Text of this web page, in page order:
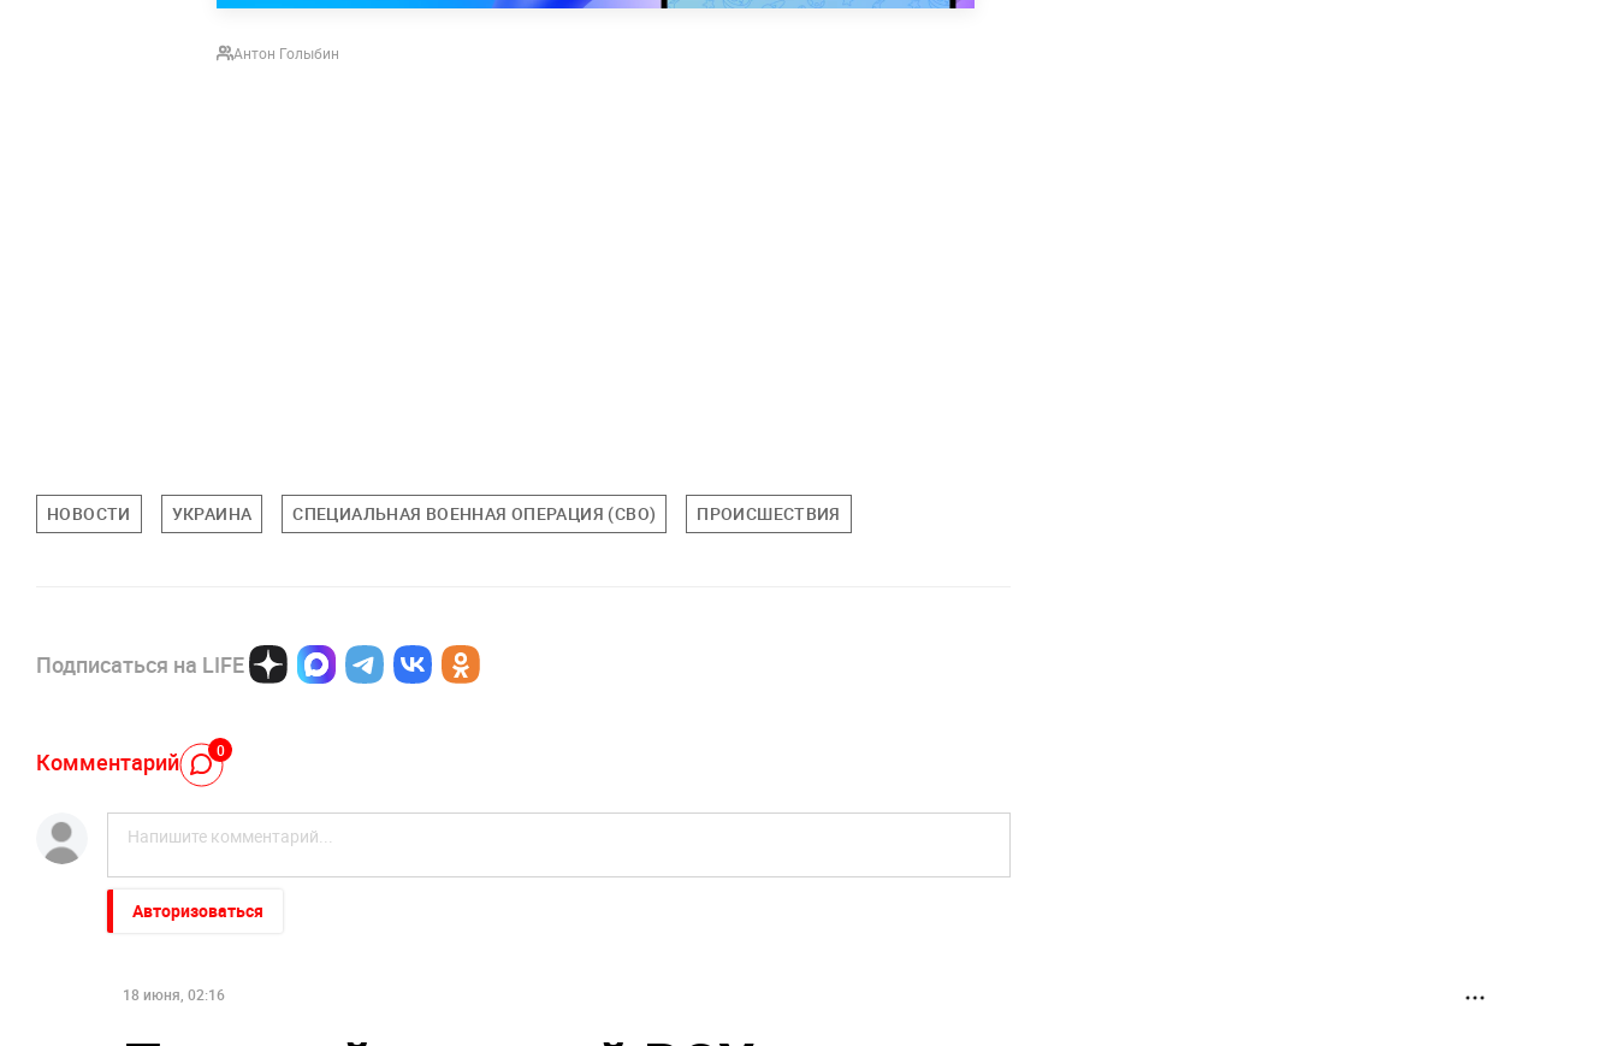
Антон Голыбин
НОВОСТИ УКРАИНА СПЕЦИАЛЬНАЯ ВОЕННАЯ ОПЕРАЦИЯ (СВО) ПРОИСШЕСТВИЯ
Подписаться на LIFE
Комментарий 0
Авторизоваться
18 июня, 02:16